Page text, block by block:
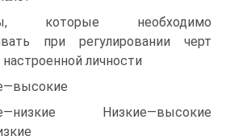
которые необходимо
при регулировании черт
личности
Низкие—высокие